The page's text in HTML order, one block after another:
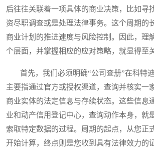
后往往关联着一项具体的商业决策，比如寻
资尽职调查或是处理法律事务。这个周期的
商业计划的推进速度与风险控制。因此，理
个层面，并掌握相应的应对策略，就显得至
首先，我们必须明确“公司查册”在科特
主要指通过官方或授权渠道，查询并核实一
商业实体的法定信息与存续状态。这些信息
业和动产信用登记中心，查询动作本身，就
索取特定数据的过程。周期的起点，从您正
开始计算，终点则是您收到具有法律效力的